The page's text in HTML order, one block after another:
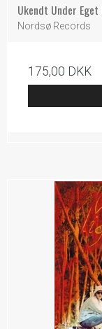
Ukendt Under Eget
Nordsø Records
175,00 DKK